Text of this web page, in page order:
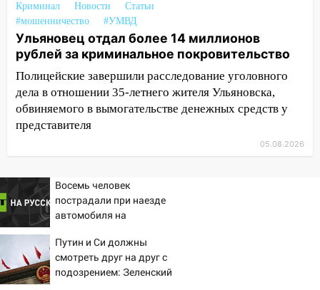
18:00 Мотофристайл, рок и силовой
экстрим: в Ульяновске пройдет
большой фестиваль «Наше время»
17:30 Где есть бензин в Ульяновске 5
августа после рабочего дня: список АЗС
17:05 «Обыск» по видеосвязи: в
Ульяновске задержали 19-летнюю
16:12
Вешкайме посиделки с судимым
знакомым закончились для женщины
больницей
16:06
18-летняя девушка без прав
перевернулась на мопеде и попала в
больницу
Криминал Новости
Статьи
#мошенничество
#УМВД
Ульяновец отдал более 14 миллионов
рублей за криминальное покровительство
Полицейские завершили расследование уголовного
дела в отношении 35-летнего жителя Ульяновска,
обвиняемого в вымогательстве денежных средств у
представителя
05.08.2026
Восемь человек
пострадали при наезде
автомобиля на
Путин и Си должны
смотреть друг на друг с
подозрением: Зеленский